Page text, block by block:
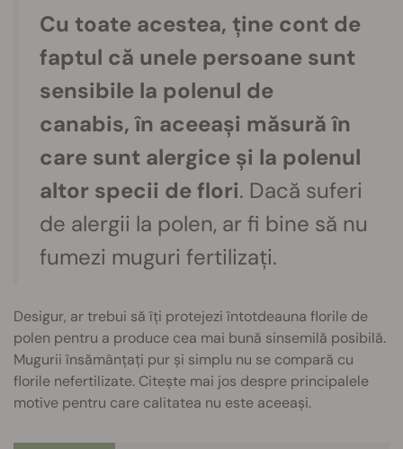
Cu toate acestea, ține cont de
faptul că unele persoane sunt
sensibile la polenul de
canabis, în aceeași măsură în
care sunt alergice și la polenul
altor specii de flori. Dacă suferi
de alergii la polen, ar fi bine să nu
fumezi muguri fertilizați.
Desigur, ar trebui să îți protejezi întotdeauna florile de
polen pentru a produce cea mai bună sinsemilă posibilă.
Mugurii însămânțați pur și simplu nu se compară cu
florile nefertilizate. Citește mai jos despre principalele
motive pentru care calitatea nu este aceeași.